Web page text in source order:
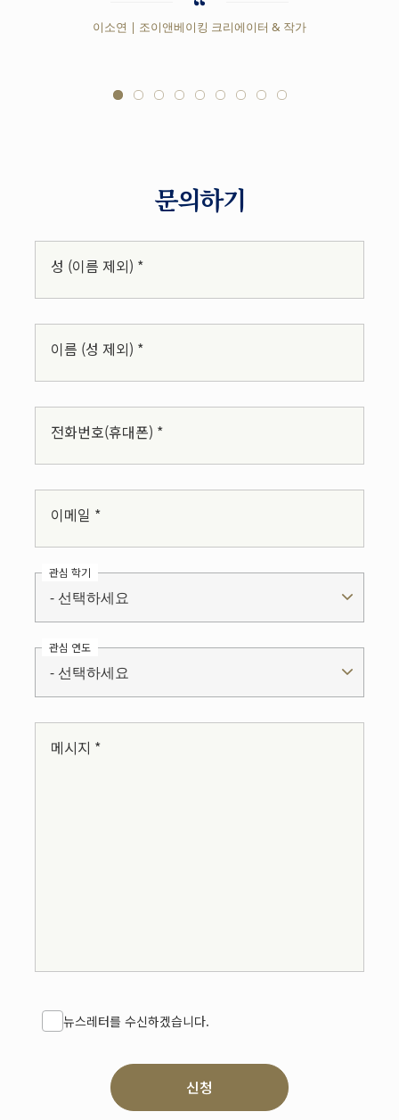
이소연 | 조이앤베이킹 크리에이터 & 작가
문의하기
성 (이름 제외) *
이름 (성 제외) *
전화번호(휴대폰) *
이메일 *
- 선택하세요
관심 학기
- 선택하세요
관심 연도
메시지 *
뉴스레터를 수신하겠습니다.
신청